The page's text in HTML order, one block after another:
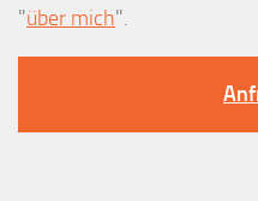
"über mich".